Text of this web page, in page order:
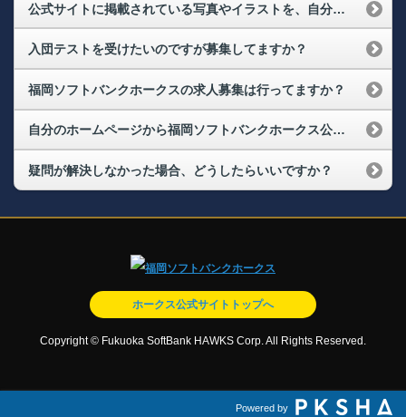
公式サイトに掲載されている写真やイラストを、自分のサイトやブログで掲載してもいいですか？
入団テストを受けたいのですが募集してますか？
福岡ソフトバンクホークスの求人募集は行ってますか？
自分のホームページから福岡ソフトバンクホークス公式サイトのリンクを張っても良いですか？
疑問が解決しなかった場合、どうしたらいいですか？
ホークス公式サイトトップへ
Copyright © Fukuoka SoftBank HAWKS Corp. All Rights Reserved.
Powered by